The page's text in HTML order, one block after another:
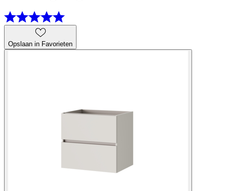
Opslaan in Favorieten